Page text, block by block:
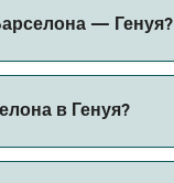
— Генуя?
в Генуя?